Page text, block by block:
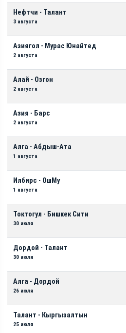
Нефтчи - Талант
3 августа
Азиягол - Мурас Юнайтед
2 августа
Алай - Озгон
2 августа
Азия - Барс
2 августа
Алга - Абдыш-Ата
1 августа
Илбирс - ОшМу
1 августа
Токтогул - Бишкек Сити
30 июля
Дордой - Талант
30 июля
Алга - Дордой
26 июля
Талант - Кыргызалтын
25 июля